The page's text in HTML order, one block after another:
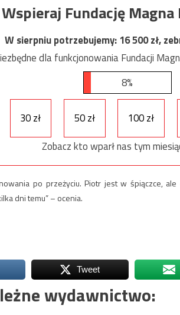
Wspieraj Fundację Magna
W sierpniu potrzebujemy:16 500zł,
dla funkcjonowania Fundacji
8%
30 zł 50 zł 100 zł
Zobacz kto wparł nas tym
po przeżyciu. Piotr jest w śpiączce,
dni temu” – ocenia.
Tweet
wydawnictwo: